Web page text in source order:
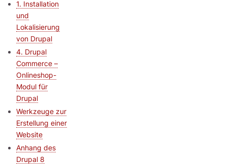
1. Installation
und
Lokalisierung
von Drupal
4. Drupal
Commerce –
Onlineshop-
Modul für
Drupal
Werkzeuge zur
Erstellung einer
Website
Anhang des
Drupal 8